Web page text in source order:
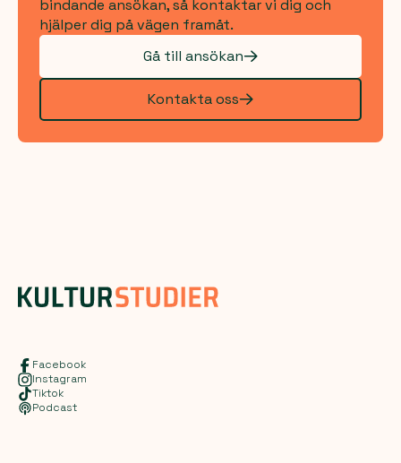
bindande ansökan, så kontaktar vi dig och
hjälper dig på vägen framåt.
Gå till ansökan
Kontakta oss
Facebook
Instagram
Tiktok
Podcast